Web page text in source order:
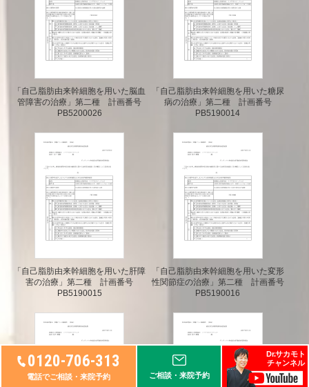
0120-706-313
電話でご相談・来院予約 ご相談・来院予約
Dr.サカモト
チャンネル
「自己脂肪由来幹細胞を用いた脳血
管障害の治療」第二種 計画番号
PB5200026
「自己脂肪由来幹細胞を用いた糖尿
病の治療」 第二種 計画番号
PB5190014
「自己脂肪由来幹細胞を用いた肝障
害の治療」第二種 計画番号
PB5190015
「自己脂肪由来幹細胞を用いた変形
性関節症の治療」 第二種 計画番号
PB5190016